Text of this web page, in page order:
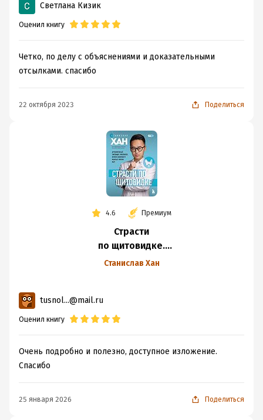
работает
Светлана Кизик
Оценил книгу
Четко, по делу с объяснениями и доказательными
отсылками. спасибо
22 октября 2023 Поделиться
4.6 Премиум
Страсти
по щитовидке.
Аутоиммунный
работает
Станислав Хан
tusnol...@mail.ru
Оценил книгу
Очень подробно и полезно, доступное изложение.
Спасибо
25 января 2026 Поделиться